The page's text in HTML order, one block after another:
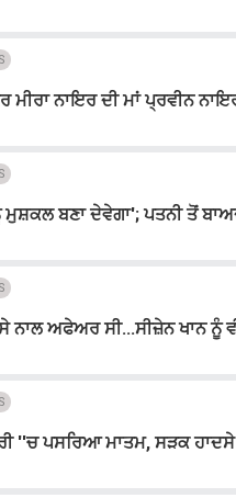
ਨਾਇਰ ਦੀ ਮਾਂ ਪ੍ਰਵੀਨ
ਮੁਸ਼ਕਲ ਬਣਾ ਦੇਵੇਗਾ'; ਪਤਨੀ ਤੋਂ
ਨਾਲ ਅਫੇਅਰ ਸੀ...ਸੀਜ਼ੇਨ ਖਾਨ ਨੂੰ
''ਚ ਪਸਰਿਆ ਮਾਤਮ, ਸੜਕ